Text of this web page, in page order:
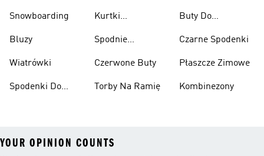
Snowboarding
Bluzy
Wiatrówki
Spodenki Do
Kurtki
Spodnie
Czerwone Buty
Torby Na Ramię
Buty Do
Czarne Spodenki
Płaszcze Zimowe
Kombinezony
YOUR OPINION COUNTS